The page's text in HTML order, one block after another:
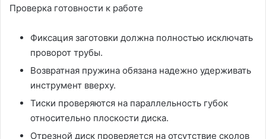
Проверка готовности к работе
Фиксация заготовки должна полностью исключать
проворот трубы.
Возвратная пружина обязана надежно удерживать
инструмент вверху.
Тиски проверяются на параллельность губок
относительно плоскости диска.
Отрезной диск проверяется на отсутствие сколов